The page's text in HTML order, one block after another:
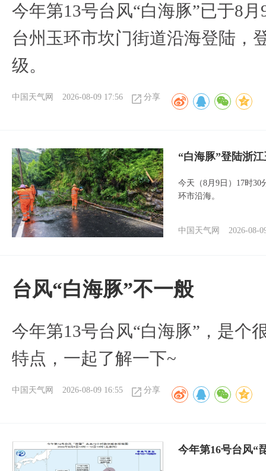
今年第13号台风“白海豚”已于8
台州玉环市坎门街道沿海登陆，
级。
中国天气网 2026-08-09 17:56 分享
“白海豚”登陆浙
今天（8月9日）17时30
环市沿海。
中国天气网 2026-08-
台风“白海豚”不一般
今年第13号台风“白海豚”，是个
特点，一起了解一下~
中国天气网 2026-08-09 16:55 分享
今年第16号台风“